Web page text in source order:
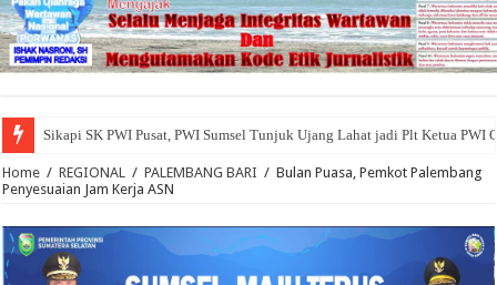
Sikapi SK PWI Pusat, PWI Sumsel Tunjuk Ujang Lahat jadi Plt Ketua PWI
Home / REGIONAL / PALEMBANG BARI / Bulan Puasa, Pemkot Palembang
Penyesuaian Jam Kerja ASN